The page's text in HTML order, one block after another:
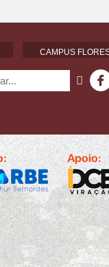
CAMPUS